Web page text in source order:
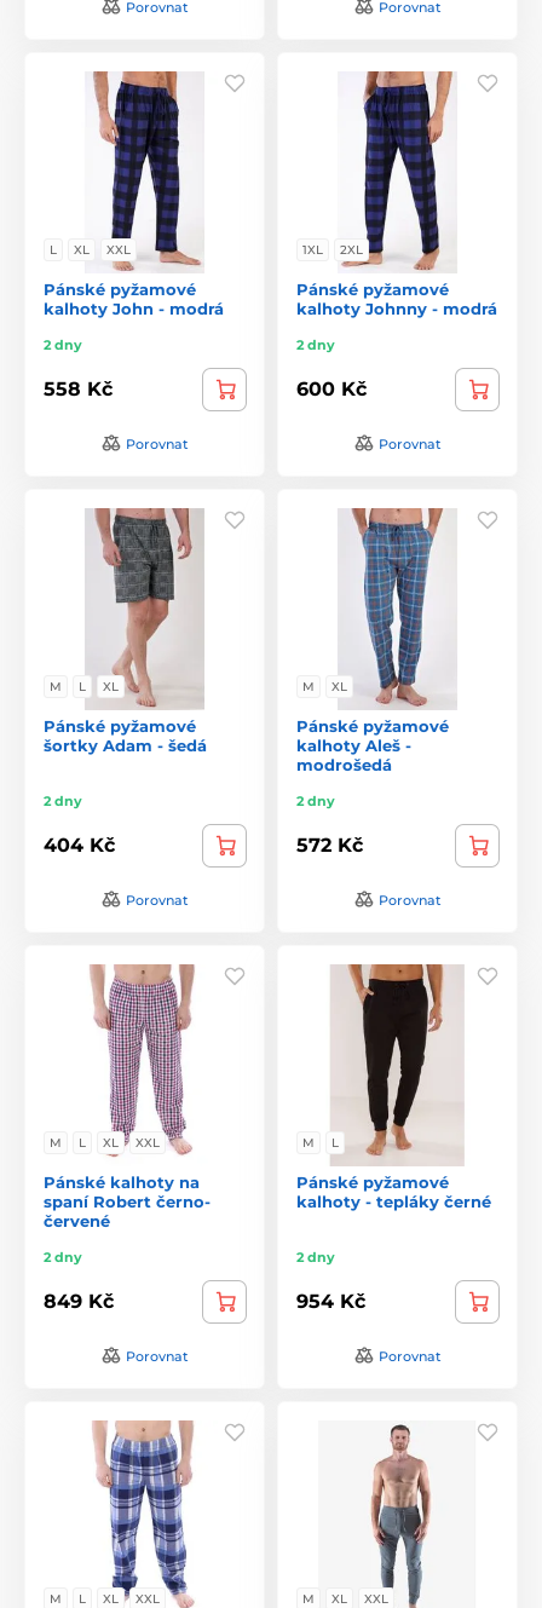
Porovnat Porovnat
L XL XXL
Pánské pyžamové
kalhoty John - modrá
2 dny
558 Kč
Porovnat
1XL 2XL
Pánské pyžamové
kalhoty Johnny - modrá
2 dny
600 Kč
Porovnat
M L XL
Pánské pyžamové
šortky Adam - šedá
2 dny
404 Kč
Porovnat
M XL
Pánské pyžamové
kalhoty Aleš -
modrošedá
2 dny
572 Kč
Porovnat
M L XL XXL
Pánské kalhoty na
spaní Robert černo-
červené
2 dny
849 Kč
Porovnat
M L
Pánské pyžamové
kalhoty - tepláky černé
2 dny
954 Kč
Porovnat
M L XL XXL M XL XXL